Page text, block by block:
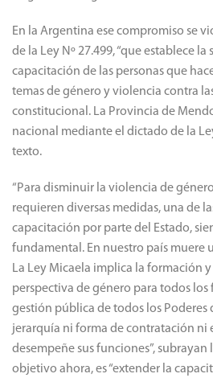
En la Argentina ese compromiso se
de la Ley Nº 27.499, “que establece
capacitación de las personas que
temas de género y violencia contra
constitucional. La Provincia de
nacional mediante el dictado de la
texto.
“Para disminuir la violencia de
requieren diversas medidas, una de
capacitación por parte del Estado,
fundamental. En nuestro país muere
La Ley Micaela implica la formación
perspectiva de género para todos los
gestión pública de todos los Poderes
jerarquía ni forma de contratación ni
desempeñe sus funciones”, subrayan
objetivo ahora, es “extender la